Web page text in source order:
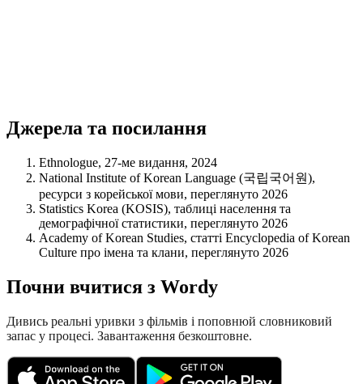
Джерела та посилання
Ethnologue, 27-ме видання, 2024
National Institute of Korean Language (국립국어원),
ресурси з корейської мови, переглянуто 2026
Statistics Korea (KOSIS), таблиці населення та
демографічної статистики, переглянуто 2026
Academy of Korean Studies, статті Encyclopedia of Korean
Culture про імена та клани, переглянуто 2026
Почни вчитися з Wordy
Дивись реальні уривки з фільмів і поповнюй словниковий
запас у процесі. Завантаження безкоштовне.